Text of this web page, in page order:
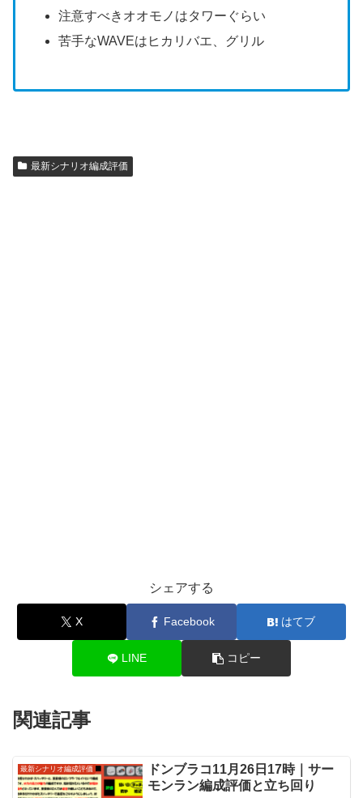
注意すべきオオモノはタワーぐらい
苦手なWAVEはヒカリバエ、グリル
最新シナリオ編成評価
シェアする
X Facebook はてブ
LINE コピー
関連記事
最新シナリオ編成評価
ドンブラコ11月26日17時｜サー
モンラン編成評価と立ち回り